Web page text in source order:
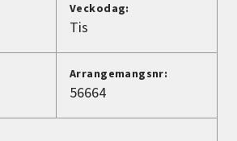
Veckodag:
Tis
Arrangemangsnr:
56664